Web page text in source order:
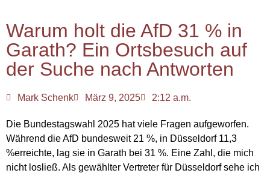
Warum holt die AfD 31 % in
Garath? Ein Ortsbesuch auf
der Suche nach Antworten
Mark Schenk März 9, 2025 2:12 a.m.
Die Bundestagswahl 2025 hat viele Fragen aufgeworfen.
Während die AfD bundesweit 21 %, in Düsseldorf 11,3
%erreichte, lag sie in Garath bei 31 %. Eine Zahl, die mich
nicht losließ. Als gewählter Vertreter für Düsseldorf sehe ich